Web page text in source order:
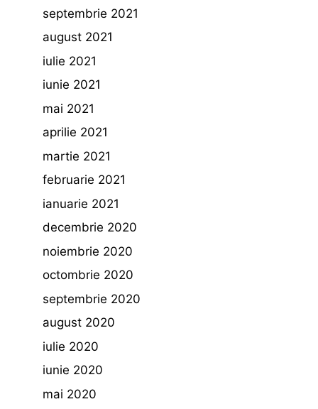
septembrie 2021
august 2021
iulie 2021
iunie 2021
mai 2021
aprilie 2021
martie 2021
februarie 2021
ianuarie 2021
decembrie 2020
noiembrie 2020
octombrie 2020
septembrie 2020
august 2020
iulie 2020
iunie 2020
mai 2020